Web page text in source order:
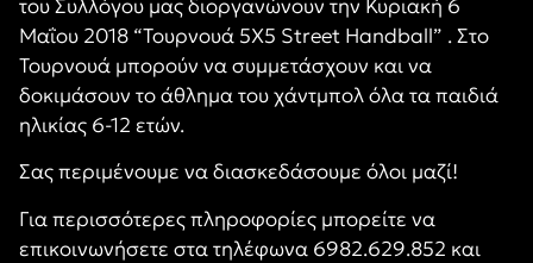
του Συλλόγου μας διοργανώνουν την Κυριακή 6
Μαΐου 2018 “Τουρνουά 5Χ5 Street Handball” . Στο
Τουρνουά μπορούν να συμμετάσχουν και να
δοκιμάσουν το άθλημα του χάντμπολ όλα τα παιδιά
ηλικίας 6-12 ετών.
Σας περιμένουμε να διασκεδάσουμε όλοι μαζί!
Για περισσότερες πληροφορίες μπορείτε να
επικοινωνήσετε στα τηλέφωνα 6982.629.852 και